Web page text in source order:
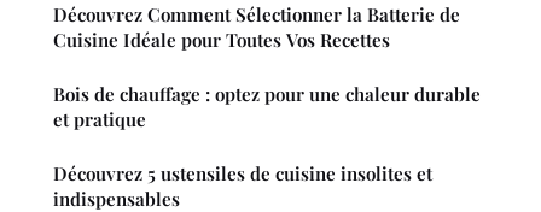
Découvrez Comment Sélectionner la Batterie de
Cuisine Idéale pour Toutes Vos Recettes
Bois de chauffage : optez pour une chaleur durable
et pratique
Découvrez 5 ustensiles de cuisine insolites et
indispensables